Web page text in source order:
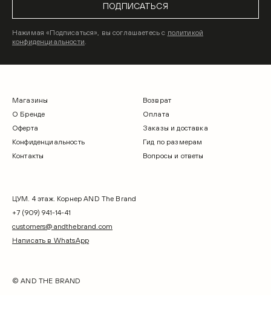
ПОДПИСАТЬСЯ
Нажимая «Подписаться», вы соглашаетесь с политикой
конфиденциальности.
Магазины
О Бренде
Оферта
Конфиденциальность
Контакты
Возврат
Оплата
Заказы и доставка
Гид по размерам
Вопросы и ответы
ЦУМ. 4 этаж. Корнер AND The Brand
+7 (909) 941-14-41
customers@andthebrand.com
Написать в WhatsApp
© AND THE BRAND